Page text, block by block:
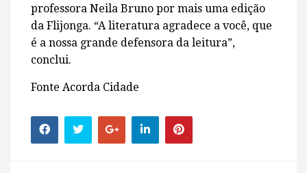
professora Neila Bruno por mais uma edição
da Flijonga. “A literatura agradece a você, que
é a nossa grande defensora da leitura”,
conclui.
Fonte Acorda Cidade